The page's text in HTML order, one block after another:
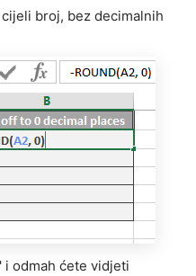
broj, bez decimalnih
odmah ćete vidjeti